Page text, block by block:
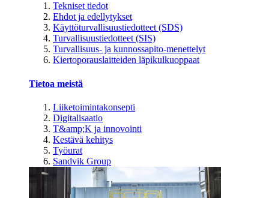
Tekniset tiedot
Ehdot ja edellytykset
Käyttöturvallisuustiedotteet (SDS)
Turvallisuustiedotteet (SIS)
Turvallisuus- ja kunnossapito-menettelyt
Kiertoporauslaitteiden läpikulkuoppaat
Tietoa meistä
Liiketoimintakonsepti
Digitalisaatio
T&amp;K ja innovointi
Kestävä kehitys
Työurat
Sandvik Group